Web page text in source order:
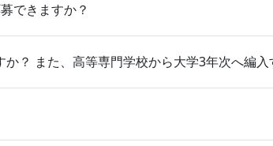
できますか？
？ また、高等専門学校から大学3年次へ編